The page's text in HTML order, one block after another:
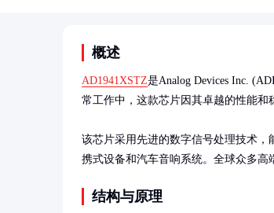
概述
AD1941XSTZ是Analog Devices Inc.
常工作中，这款芯片因其卓越的性能和
该芯片采用先进的数字信号处理技术
携式设备和汽车音响系统。全球众多高
结构与原理